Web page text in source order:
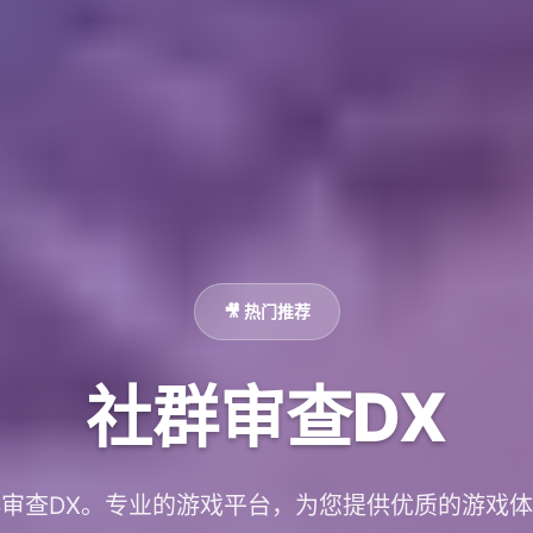
🎥 热门推荐
社群审查DX
查DX。专业的游戏平台，为您提供优质的游戏